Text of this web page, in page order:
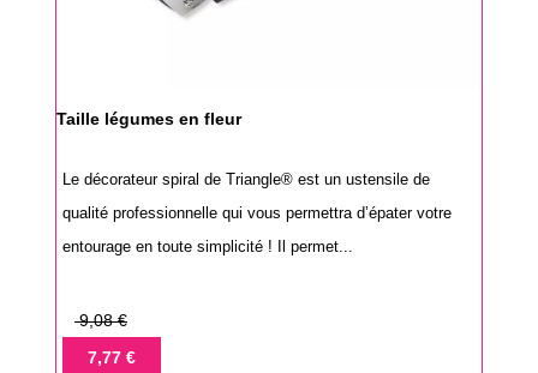
Taille légumes en fleur
Le décorateur spiral de Triangle® est un ustensile de
qualité professionnelle qui vous permettra d’épater votre
entourage en toute simplicité ! Il permet...
Prix
9,08 €
Prix7,77 €